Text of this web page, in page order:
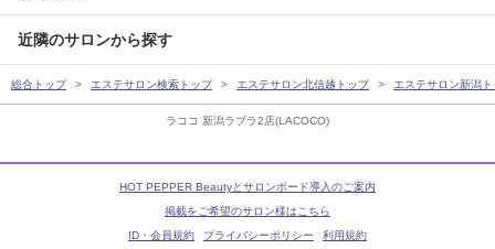
ラココ 新潟ラブラ2店(LACOCO)
近隣のサロンから探す
総合トップ エステサロン検索トップ エステサロン北信越トップ エステサロン新潟ト
HOT PEPPER Beautyとサロンボード導入のご案内
掲載をご希望のサロン様はこちら
ID・会員規約
プライバシーポリシー 利用規約